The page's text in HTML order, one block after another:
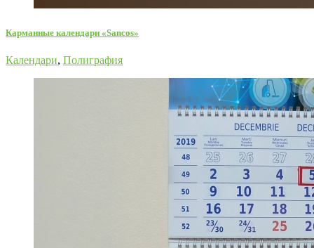
Карманные календари «Sancos»
Календари, Полиграфия